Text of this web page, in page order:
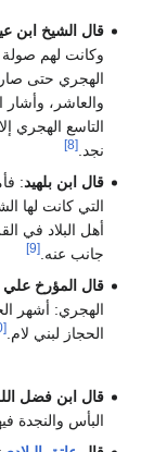
قال الشيخ ابن
وكانت لهم
الهجري حتى
والعاشر،
التاسع الهجري
نجد.[8]
قال ابن بلهيد:
التي كانت لها
أهل البلاد في
جانب عنه.[9]
قال المؤرخ
الهجري: أشهر
الحجاز لبني لام.[10]
قال ابن فضل
البأس والنجدة